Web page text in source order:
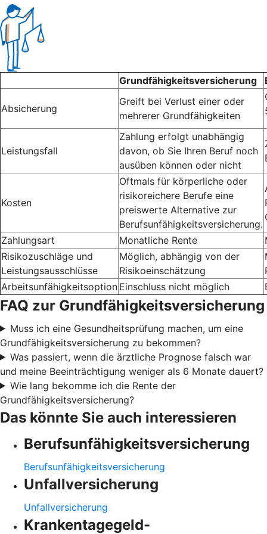
Grundfähigkeitsversicherung
Absicherung
Greift bei Verlust einer oder
mehrerer Grundfähigkeiten
Leistungsfall
Zahlung erfolgt unabhängig
davon, ob Sie Ihren Beruf noch
ausüben können oder nicht
Kosten
Oftmals für körperliche oder
risikoreichere Berufe eine
preiswerte Alternative zur
Berufsunfähigkeitsversicherung.
Zahlungsart
Monatliche Rente
Risikozuschläge und
Leistungsausschlüsse
Möglich, abhängig von der
Risikoeinschätzung
Arbeitsunfähigkeitsoption Einschluss nicht möglich
FAQ zur Grundfähigkeitsversicherung
Muss ich eine Gesundheitsprüfung machen, um eine
Grundfähigkeitsversicherung zu bekommen?
Was passiert, wenn die ärztliche Prognose falsch war
und meine Beeinträchtigung weniger als 6 Monate dauert?
Wie lang bekomme ich die Rente der
Grundfähigkeitsversicherung?
Das könnte Sie auch interessieren
Berufsunfähigkeitsversicherung
Berufsunfähigkeitsversicherung
Unfallversicherung
Unfallversicherung
Krankentagegeld-